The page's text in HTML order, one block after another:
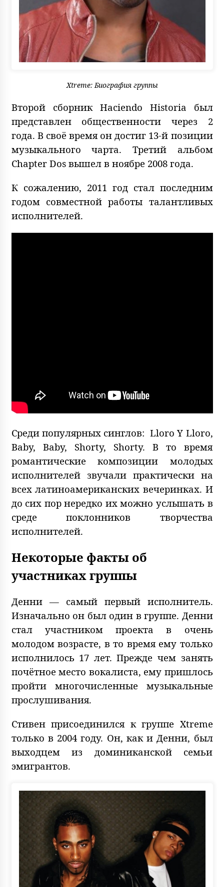
Xtreme: Биография группы
Второй сборник Haciendo Historia был
представлен общественности через 2
года. В своё время он достиг 13-й позиции
музыкального чарта. Третий альбом
Chapter Dos вышел в ноябре 2008 года.
К сожалению, 2011 год стал последним
годом совместной работы талантливых
исполнителей.
Среди популярных синглов: Lloro Y Lloro,
Baby, Baby, Shorty, Shorty. В то время
романтические композиции молодых
исполнителей звучали практически на
всех латиноамериканских вечеринках. И
до сих пор нередко их можно услышать в
среде поклонников творчества
исполнителей.
Некоторые факты об
участниках группы
Денни — самый первый исполнитель.
Изначально он был один в группе. Денни
стал участником проекта в очень
молодом возрасте, в то время ему только
исполнилось 17 лет. Прежде чем занять
почётное место вокалиста, ему пришлось
пройти многочисленные музыкальные
прослушивания.
Стивен присоединился к группе Xtreme
только в 2004 году. Он, как и Денни, был
выходцем из доминиканской семьи
эмигрантов.